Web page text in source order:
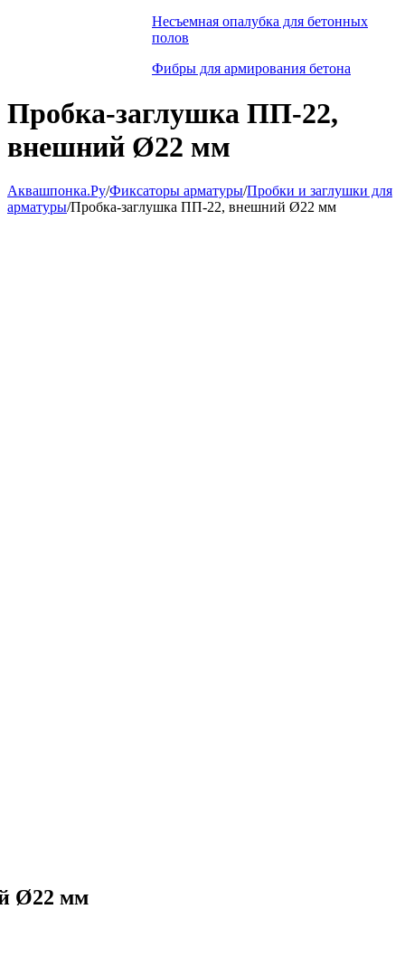
Несъемная опалубка для бетонных
полов
Фибры для армирования бетона
Пробка-заглушка ПП-22,
внешний Ø22 мм
Аквашпонка.Ру/Фиксаторы арматуры/Пробки и заглушки для
арматуры/Пробка-заглушка ПП-22, внешний Ø22 мм
Ø22 мм